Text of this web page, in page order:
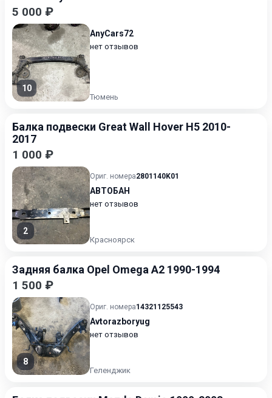
5 000 ₽
10
AnyCars72
нет отзывов
Тюмень
Балка подвески Great Wall Hover H5 2010-
2017
1 000 ₽
2
Ориг. номера2801140K01
АВТОБАН
нет отзывов
Красноярск
Задняя балка Opel Omega A2 1990-1994
1 500 ₽
8
Ориг. номера14321125543
Avtorazboryug
нет отзывов
Геленджик